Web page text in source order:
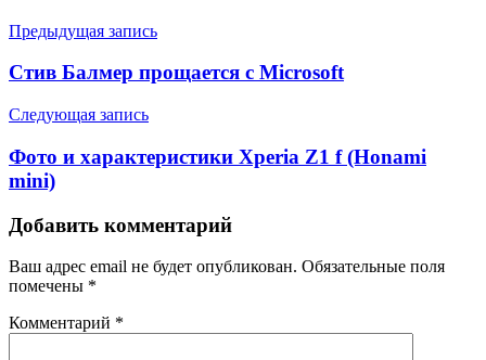
Предыдущая запись
Стив Балмер прощается с Microsoft
Следующая запись
Фото и характеристики Xperia Z1 f (Honami
mini)
Добавить комментарий
Ваш адрес email не будет опубликован. Обязательные поля
помечены *
Комментарий *